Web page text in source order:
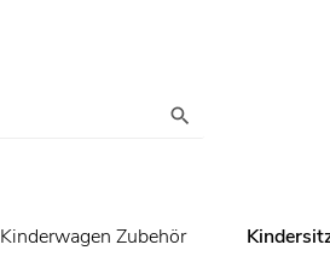
Kinderwagen Zubehör